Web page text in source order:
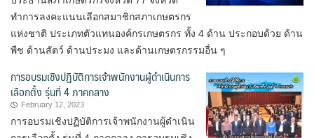
Search
ทำการลงคะแนนเลือกสมาชิกสภาเกษตรกร
แห่งชาติ ประเภทตัวแทนองค์กรเกษตรกร ทั้ง 4 ด้าน ประกอบด้วย ด้าน
พืช ด้านสัตว์ ด้านประมง และด้านเกษตรกรรมอื่น ๆ
การอบรมเชิงปฏิบัติการเจ้าพนักงานผู้ดำเนินการ
เลือกตั้ง รุ่นที่ 4 ภาคกลาง
February 12, 2023
การอบรมเชิงปฏิบัติการเจ้าพนักงานผู้ดำเนิน